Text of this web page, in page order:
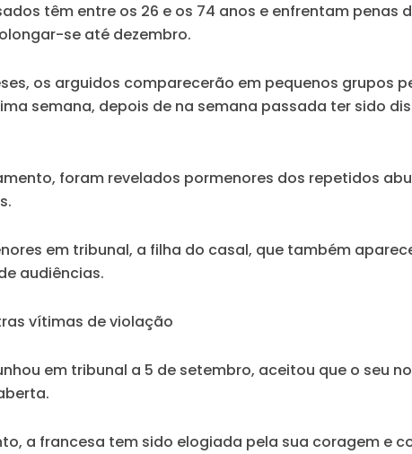
têm entre os 26 e os 74 anos e enfrentam
se até dezembro.
os arguidos comparecerão em pequenos grupos
semana, depois de na semana passada ter sido
foram revelados pormenores dos repetidos
em tribunal, a filha do casal, que também
audiências.
vítimas de violação
em tribunal a 5 de setembro, aceitou que o seu
a francesa tem sido elogiada pela sua coragem e